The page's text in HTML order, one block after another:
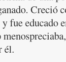
Creció
fue educado
él.